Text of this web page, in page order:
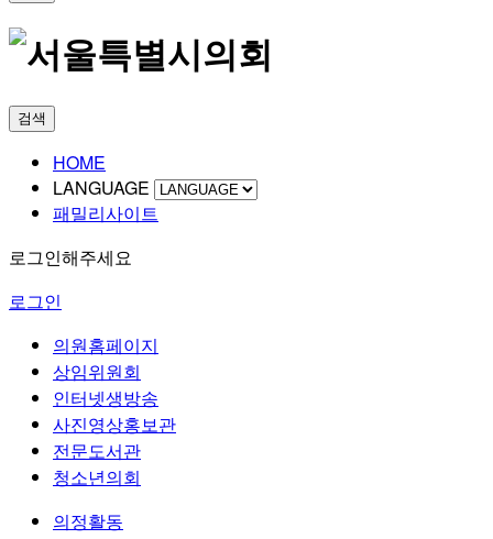
검색
HOME
LANGUAGE
패밀리사이트
로그인해주세요
로그인
의원홈페이지
상임위원회
인터넷생방송
사진영상홍보관
전문도서관
청소년의회
의정활동